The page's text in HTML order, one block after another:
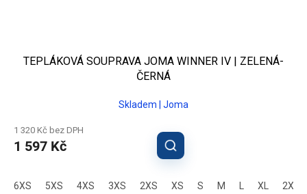
TEPLÁKOVÁ SOUPRAVA JOMA WINNER IV | ZELENÁ-
ČERNÁ
Skladem | Joma
1 320 Kč bez DPH
1 597 Kč
6XS 5XS 4XS 3XS 2XS XS S M XL 2XL